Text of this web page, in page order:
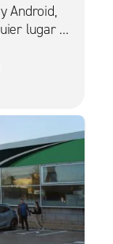
Android,
lugar es